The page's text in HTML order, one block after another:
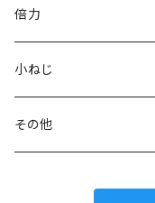
模型プロ ニッパ
ミニマイクロニッパ
マイクロニッパ
スリムプラスチックニッパ
斜プラスチックニッパ
エッジプラスチックニッパ
ニードルノーズプライヤー
リードペンチ
ステンレス製ラジオペンチ
エッジニッパ
ニードルノーズプライヤー
ミニリードペンチ
プラスチックニッパ
ラジオペンチ
リードペンチ
電工Fペンチ
ケーブルカッター
ワイヤーカッター
倍力
グリーンシリーズ
ジュエリーカッター
小ねじ
トラスねじバイス
その他